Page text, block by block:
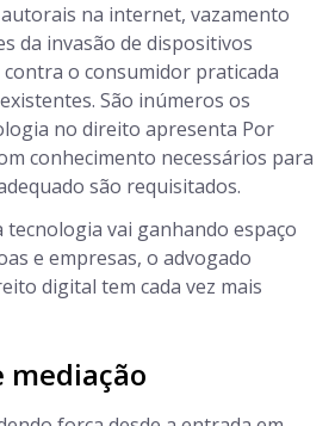
na internet, vazamento
da invasão de dispositivos
o consumidor praticada
São inúmeros os
no direito apresenta Por
conhecimento necessários para
são requisitados.
tecnologia vai ganhando espaço
e empresas, o advogado
digital tem cada vez mais